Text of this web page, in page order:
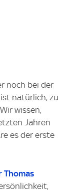
noch bei der
natürlich, zu
wissen,
Jahren
es der erste
Thomas